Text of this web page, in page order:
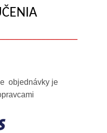
objednávky je